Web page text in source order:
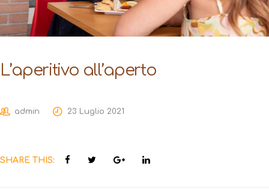
L’aperitivo all’aperto
admin 23 Luglio 2021
SHARE THIS: